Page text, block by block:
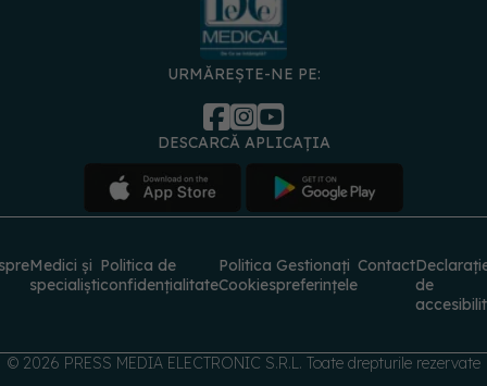
URMĂREȘTE-NE PE:
DESCARCĂ APLICAȚIA
Medici și
specialiști
Politica de
confidențialitate
Politica
Cookies
Gestionați
preferințele
Contact
de
© 2026 PRESS MEDIA ELECTRONIC S.R.L. Toate drepturile rezervate